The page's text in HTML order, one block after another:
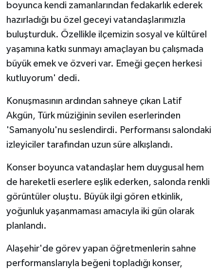
boyunca kendi zamanlarından fedakarlık ederek
hazırladığı bu özel geceyi vatandaşlarımızla
buluşturduk. Özellikle ilçemizin sosyal ve kültürel
yaşamına katkı sunmayı amaçlayan bu çalışmada
büyük emek ve özveri var. Emeği geçen herkesi
kutluyorum' dedi.
Konuşmasının ardından sahneye çıkan Latif
Akgün, Türk müziğinin sevilen eserlerinden
'Samanyolu'nu seslendirdi. Performansı salondaki
izleyiciler tarafından uzun süre alkışlandı.
Konser boyunca vatandaşlar hem duygusal hem
de hareketli eserlere eşlik ederken, salonda renkli
görüntüler oluştu. Büyük ilgi gören etkinlik,
yoğunluk yaşanmaması amacıyla iki gün olarak
planlandı.
Alaşehir'de görev yapan öğretmenlerin sahne
performanslarıyla beğeni topladığı konser,